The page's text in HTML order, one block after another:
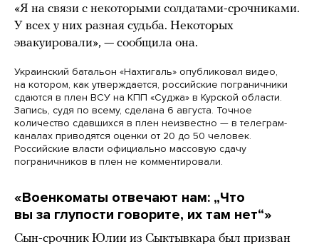
«Я на связи с некоторыми солдатами-срочниками.
У всех у них разная судьба. Некоторых
эвакуировали», — сообщила она.
Украинский батальон «Нахтигаль» опубликовал видео,
на котором, как утверждается, российские пограничники
сдаются в плен ВСУ на КПП «Суджа» в Курской области.
Запись, судя по всему, сделана 6 августа. Точное
количество сдавшихся в плен неизвестно — в телеграм-
каналах приводятся оценки от 20 до 50 человек.
Российские власти официально массовую сдачу
пограничников в плен не комментировали.
«Военкоматы отвечают нам: „Что
вы за глупости говорите, их там нет“»
Сын-срочник Юлии из Сыктывкара был призван